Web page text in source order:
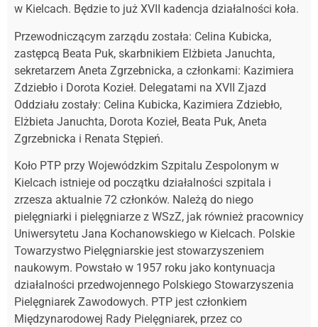
w Kielcach. Będzie to już XVII kadencja działalności koła.
Przewodniczącym zarządu została: Celina Kubicka,
zastępcą Beata Puk, skarbnikiem Elżbieta Januchta,
sekretarzem Aneta Zgrzebnicka, a członkami: Kazimiera
Zdziebło i Dorota Kozieł. Delegatami na XVII Zjazd
Oddziału zostały: Celina Kubicka, Kazimiera Zdziebło,
Elżbieta Januchta, Dorota Kozieł, Beata Puk, Aneta
Zgrzebnicka i Renata Stępień.
Koło PTP przy Wojewódzkim Szpitalu Zespolonym w
Kielcach istnieje od początku działalności szpitala i
zrzesza aktualnie 72 członków. Należą do niego
pielęgniarki i pielęgniarze z WSzZ, jak również pracownicy
Uniwersytetu Jana Kochanowskiego w Kielcach. Polskie
Towarzystwo Pielęgniarskie jest stowarzyszeniem
naukowym. Powstało w 1957 roku jako kontynuacja
działalności przedwojennego Polskiego Stowarzyszenia
Pielęgniarek Zawodowych. PTP jest członkiem
Międzynarodowej Rady Pielęgniarek, przez co